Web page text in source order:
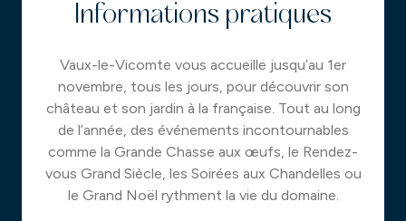
Informations pratiques
Vaux-le-Vicomte vous accueille jusqu’au 1er
novembre, tous les jours, pour découvrir son
château et son jardin à la française. Tout au long
de l’année, des événements incontournables
comme la Grande Chasse aux œufs, le Rendez-
vous Grand Siècle, les Soirées aux Chandelles ou
le Grand Noël rythment la vie du domaine.